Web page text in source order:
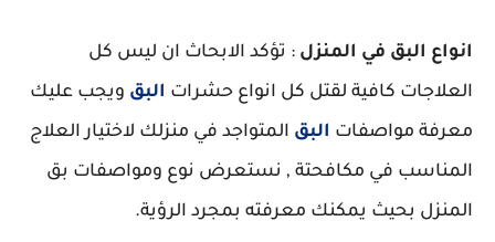
انواع البق في المنزل : تؤكد الابحاث ان ليس كل
العلاجات كافية لقتل كل انواع حشرات البق ويجب عليك
معرفة مواصفات البق المتواجد في منزلك لاختيار العلاج
المناسب في مكافحتة , نستعرض نوع ومواصفات بق
المنزل بحيث يمكنك معرفته بمجرد الرؤية.